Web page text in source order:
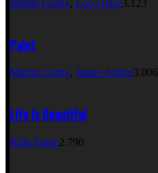
Martin Garrix, Loco Dice3.123
Paint
Martin Garrix, James Arthur3.006
Life Is Beautiful
Killa Fonic2.790